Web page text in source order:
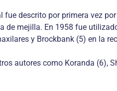
descrito por primera vez
de mejilla. En 1958 fue
y Brockbank (5) en la
autores como Koranda (6),